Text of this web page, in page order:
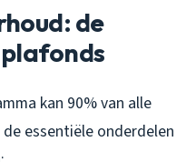
de
kan 90% van alle
essentiële onderdelen